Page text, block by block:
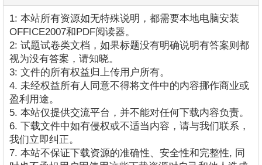
1: 本站所有资源如无特殊说明，都需要本地电脑安装
OFFICE2007和PDF阅读器。
2: 试题试卷类文档，如果标题没有明确说明有答案则都
视为没有答案，请知晓。
3: 文件的所有权益归上传用户所有。
4. 未经权益所有人同意不得将文件中的内容挪作商业或
盈利用途。
5. 本站仅提供交流平台，并不能对任何下载内容负责。
6. 下载文件中如有侵权或不适当内容，请与我们联系，
我们立即纠正。
7. 本站不保证下载资源的准确性、安全性和完整性, 同